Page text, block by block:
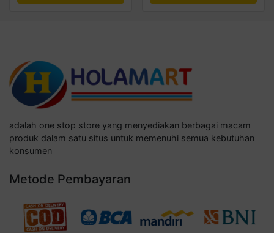
adalah one stop store yang menyediakan berbagai macam
produk dalam satu situs untuk memenuhi semua kebutuhan
konsumen
Metode Pembayaran